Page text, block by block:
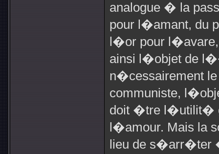
analogue � la
pour l�amant, du
l�or pour
ainsi l�objet de
n�cessairement le
communiste,
doit �tre l�utilit�
l�amour. Mais la
lieu de s�arr�ter